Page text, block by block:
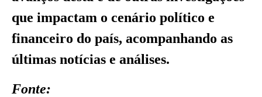
que impactam o cenário político e
financeiro do país, acompanhando as
últimas notícias e análises.
Fonte: